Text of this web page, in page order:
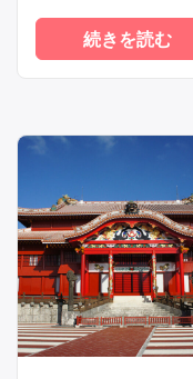
続きを読む